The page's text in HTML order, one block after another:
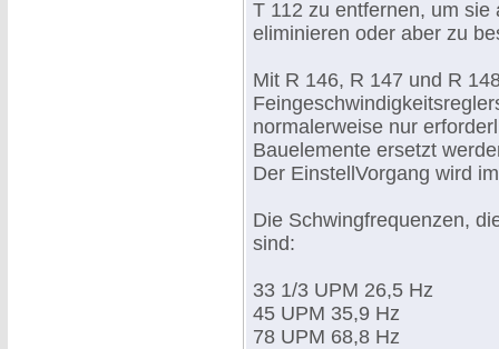
T 112 zu entfernen, um
eliminieren oder aber zu
Mit R 146, R 147 und R
normalerweise nur
Bauelemente ersetzt
Der EinstellVorgang wird
Die Schwingfrequenzen,
sind:
33 1/3 UPM 26,5 Hz
45 UPM 35,9 Hz
78 UPM 68,8 Hz